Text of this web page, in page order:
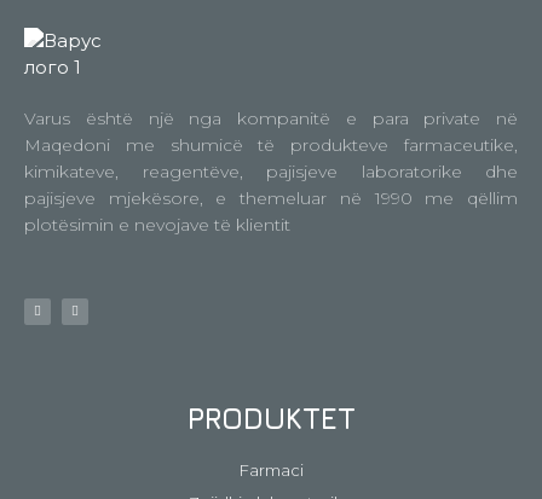
Varus është një nga kompanitë e para private në
Maqedoni me shumicë të produkteve farmaceutike,
kimikateve, reagentëve, pajisjeve laboratorike dhe
pajisjeve mjekësore, e themeluar në 1990 me qëllim
plotësimin e nevojave të klientit
PRODUKTET
Farmaci